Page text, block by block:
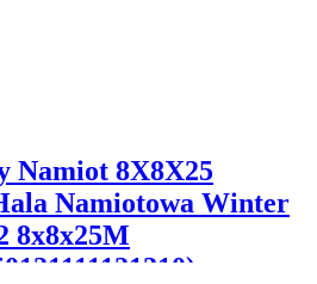
Namiot 8X8X25
Namiotowa Winter
8x8x25M